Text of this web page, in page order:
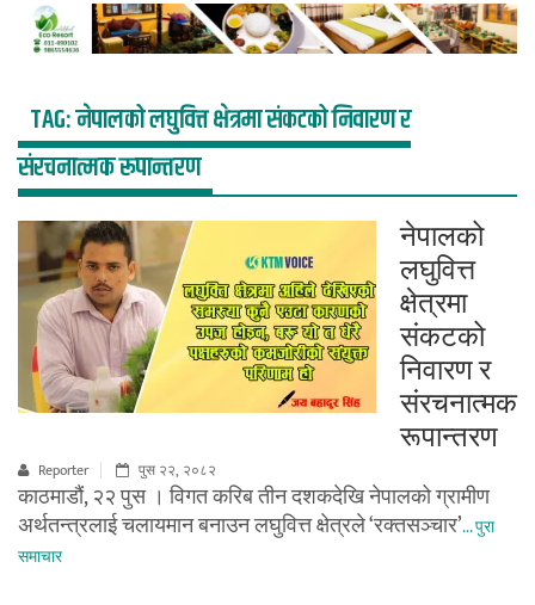
TAG:नेपालको लघुवित्त क्षेत्रमा संकटको निवारण र
संरचनात्मक रूपान्तरण
नेपालको
लघुवित्त
क्षेत्रमा
संकटको
निवारण र
संरचनात्मक
रूपान्तरण
Reporter पुस २२, २०८२
काठमाडौं, २२ पुस । विगत करिब तीन दशकदेखि नेपालको ग्रामीण
अर्थतन्त्रलाई चलायमान बनाउन लघुवित्त क्षेत्रले ‘रक्तसञ्चार’... पुरा
समाचार